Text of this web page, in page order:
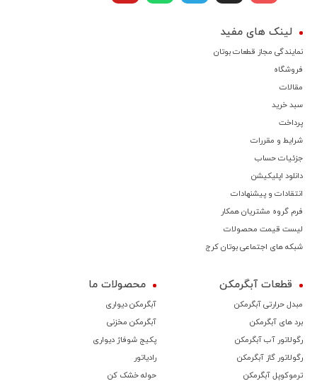
لینک های مفید
نمایندگی مجاز قطعات بوتان
فروشگاه
مقالات
سبد خرید
پرداخت
شرایط و مقررات
جزئیات حساب
دانلود اپلیکیشن
انتقادات و پیشنهادات
فرم گروه مشتریان همکار
لیست قیمت محصولات
شبکه های اجتماعی بوتان کرج
قطعات آبگرمکن
مبدل حرارتی آبگرمکن
برد های آبگرمکن
رگولاتور آب آبگرمکن
رگولاتور گاز آبگرمکن
ترموكوپل آبگرمکن
محصولات ما
آبگرمکن دیواری
آبگرمکن مخزنی
پکیج شوفاژ دیواری
رادیاتور
حوله خشک کن